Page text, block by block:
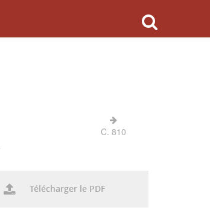
C. 810
Télécharger le PDF